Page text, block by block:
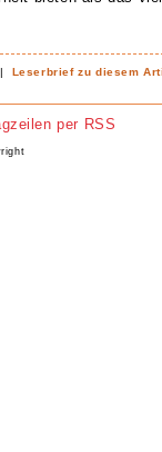
Leserbrief zu diesem
per RSS